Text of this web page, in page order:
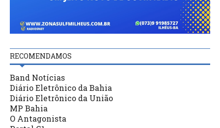
RECOMENDAMOS
Band Notícias
Diário Eletrônico da Bahia
Diário Eletrônico da União
MP Bahia
O Antagonista